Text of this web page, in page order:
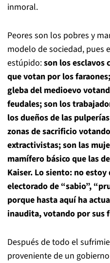
inmoral.
Peores son los pobres y
modelo de sociedad, pues
estúpido:son los esclavos
que votan por los
gleba del medioevo
feudales; son los
los dueños de las
zonas de sacrificio
extractivistas; son las
mamífero básico que las
Kaiser. Lo siento: no
electorado de “sabio”,
porque hasta aquí ha
inaudita, votando por sus
Después de todo el
proveniente de un